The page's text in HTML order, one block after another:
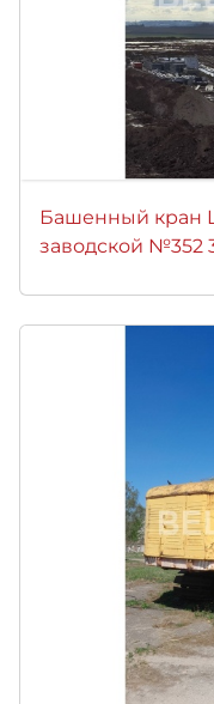
Башенный кран
заводской №352